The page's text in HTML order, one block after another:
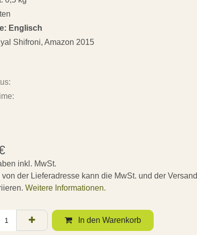
Englisch
Shifroni, Amazon 2015
inkl. MwSt.
der Lieferadresse kann die MwSt. und der
Weitere Informationen.
In den Warenkorb